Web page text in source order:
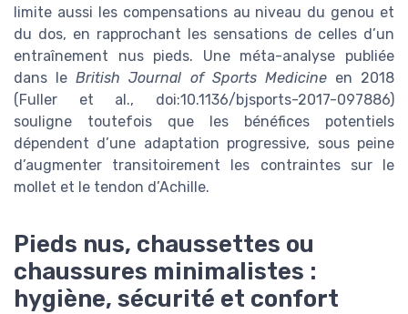
limite aussi les compensations au niveau du genou et
du dos, en rapprochant les sensations de celles d’un
entraînement nus pieds. Une méta-analyse publiée
dans leBritish Journal of Sports Medicineen 2018
(Fuller et al., doi:10.1136/bjsports-2017-097886)
souligne toutefois que les bénéfices potentiels
dépendent d’une adaptation progressive, sous peine
d’augmenter transitoirement les contraintes sur le
mollet et le tendon d’Achille.
Pieds nus, chaussettes ou
chaussures minimalistes :
hygiène, sécurité et confort